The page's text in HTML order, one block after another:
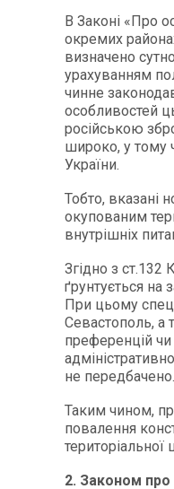
В Законі «Про
окремих
визначено
урахуванням
чинне
особливостей
російською
широко, у тому
України.
Тобто, вказані
окупованим
внутрішніх
Згідно з ст.132
ґрунтується на
При цьому
Севастополь, а
преференцій
не передбачено.
Таким чином,
повалення
територіальної
2. Законом про